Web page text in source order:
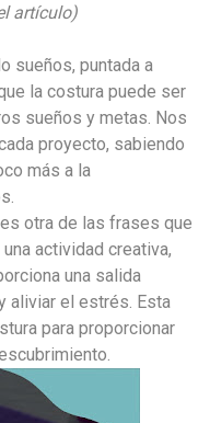
artículo)
sueños, puntada a
la costura puede ser
sueños y metas. Nos
proyecto, sabiendo
más a la
otra de las frases que
actividad creativa,
una salida
aliviar el estrés. Esta
para proporcionar